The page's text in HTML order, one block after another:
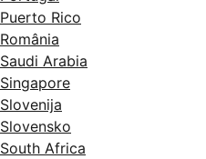
Puerto Rico
România
Saudi Arabia
Singapore
Slovenija
Slovensko
South Africa